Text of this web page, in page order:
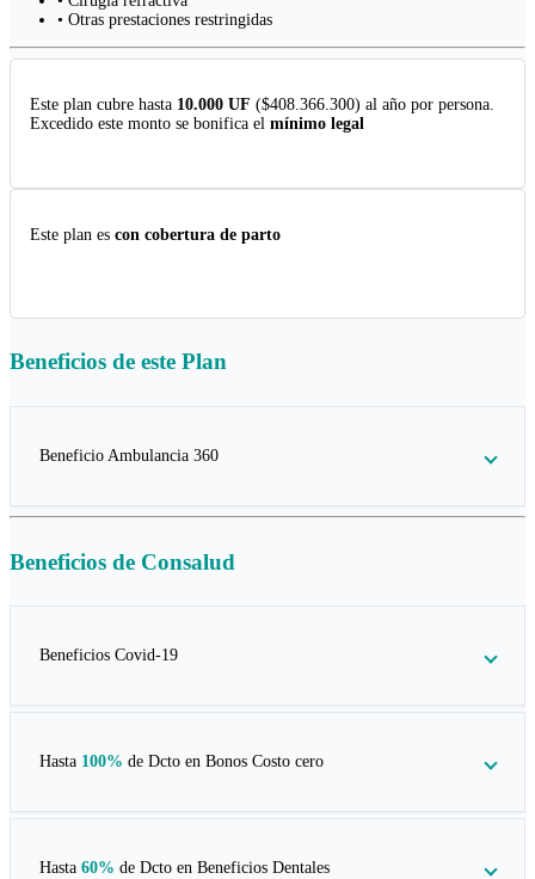
• Otras prestaciones restringidas
Este plan cubre hasta 10.000 UF ($408.366.300) al año por persona.
Excedido este monto se bonifica el mínimo legal
Este plan es con cobertura de parto
Beneficios de este Plan
Beneficio Ambulancia 360
Beneficios de Consalud
Beneficios Covid-19
Hasta 100% de Dcto en Bonos Costo cero
Hasta 60% de Dcto en Beneficios Dentales